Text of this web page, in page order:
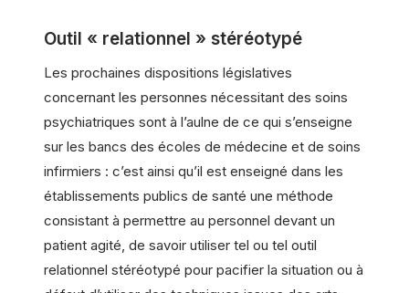
Outil « relationnel » stéréotypé
Les prochaines dispositions législatives
concernant les personnes nécessitant des soins
psychiatriques sont à l’aulne de ce qui s’enseigne
sur les bancs des écoles de médecine et de soins
infirmiers : c’est ainsi qu’il est enseigné dans les
établissements publics de santé une méthode
consistant à permettre au personnel devant un
patient agité, de savoir utiliser tel ou tel outil
relationnel stéréotypé pour pacifier la situation ou à